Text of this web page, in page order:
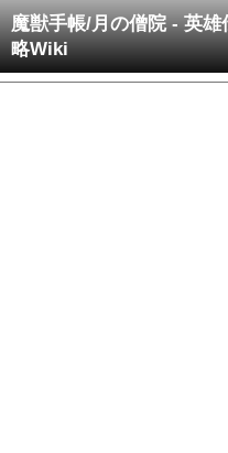
魔獣手帳/月の僧院 - 英
略Wiki